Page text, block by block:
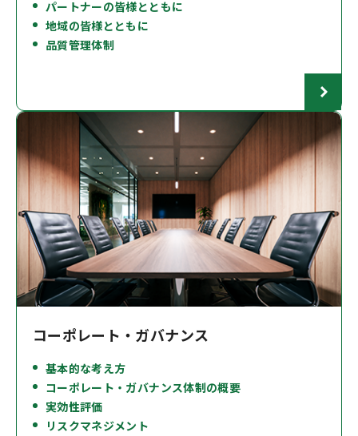
パートナーの皆様とともに
地域の皆様とともに
品質管理体制
コーポレート・ガバナンス
基本的な考え方
コーポレート・ガバナンス体制の概要
実効性評価
リスクマネジメント